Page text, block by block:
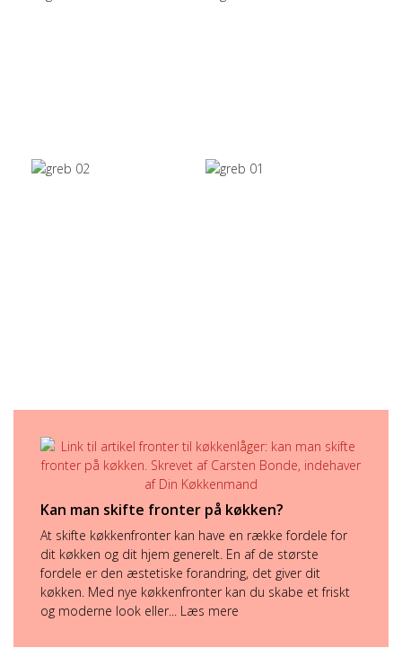
Kan man skifte fronter på køkken?
At skifte køkkenfronter kan have en række fordele for
dit køkken og dit hjem generelt. En af de største
fordele er den æstetiske forandring, det giver dit
køkken. Med nye køkkenfronter kan du skabe et friskt
og moderne look eller... Læs mere